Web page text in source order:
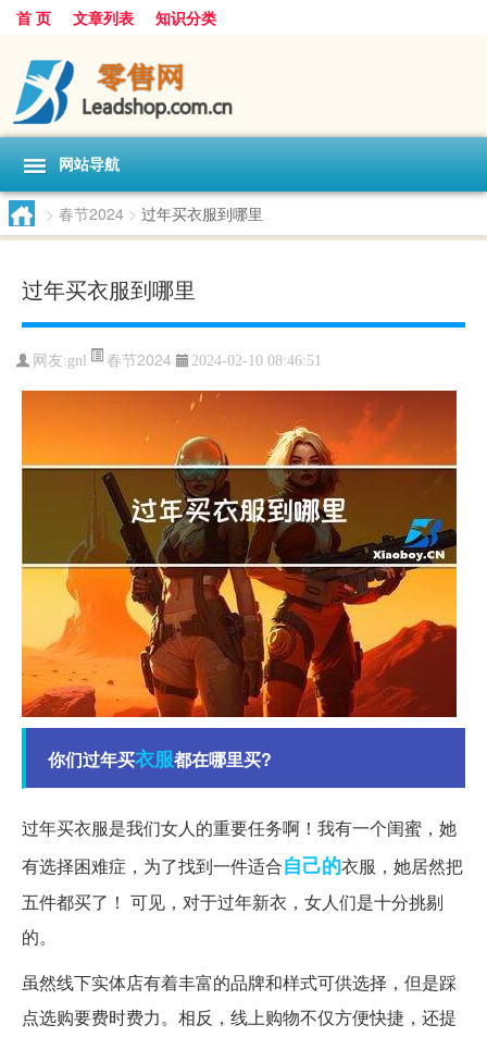
首 页 文章列表 知识分类
网站导航
> 春节2024 > 过年买衣服到哪里
过年买衣服到哪里
网友:gnl 春节2024 2024-02-10 08:46:51
你们过年买衣服都在哪里买?
过年买衣服是我们女人的重要任务啊！我有一个闺蜜，她
有选择困难症，为了找到一件适合自己的衣服，她居然把
五件都买了！ 可见，对于过年新衣，女人们是十分挑剔
的。
虽然线下实体店有着丰富的品牌和样式可供选择，但是踩
点选购要费时费力。相反，线上购物不仅方便快捷，还提